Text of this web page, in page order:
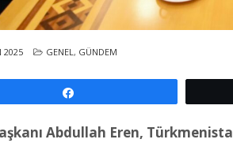
2025 GENEL, GÜNDEM
Abdullah Eren,